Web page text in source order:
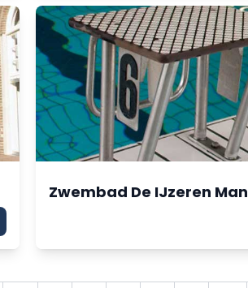
Zwembad De IJzeren Man